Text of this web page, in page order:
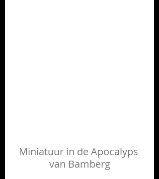
Miniatuur in de Apocalyps
van Bamberg